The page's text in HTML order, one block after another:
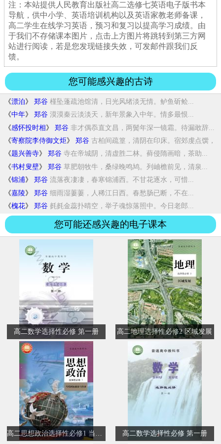
注：本站提供人民教育出版社高二选修七英语电子版书本
导航，供中小学、英语培训机构以及英语家教老师备课，
高二学生在线学习英语，预习和复习以提高学习成绩。由
于我们不存储课本图片，点击上方图片将跳转到第三方网
站进行阅读，若是您发现链接失效，可发邮件跟我们反
馈。
您可能感兴趣的古诗
《漂泊》 郑谷 槿坠蓬疏池馆清，日光风绪淡无情。鲈鱼斫鲙...
《中年》 郑谷 漠漠秦云淡淡天，新年景象入中年。情多最恨...
《感怀投时相》 郑谷 非才偶忝直文昌，两鬓年深一镜霜。待漏敢辞...
《寄察院李侍御文炬》 郑谷 古柏间疏篁，清阴在印床。宿郊虔点馔，
秋寺...
《题兴善寺》 郑谷 寺在帝城阴，清虚胜二林。藓侵隋画暗，茶助...
《书村叟壁》 郑谷 草肥朝牧牛，桑绿晚鸣鸠。列岫檐前见，清泉...
《锦浦》 郑谷 流落夜凄凄，春寒锦浦西。不甘花逐水，可惜...
《嘉陵》 郑谷 细雨湿萋萋，人稀江日西。春愁肠已断，不在...
《槐花》 郑谷 毵毵金蕊扑晴空，举子魂惊落照中。今日老郎...
您可能还感兴趣的电子课本
高二数学选择性必修 第一册 高二地理选择性必修2 区域发展
高二思想政治选择性必修1 当代国际政治与经济(部编版) 高二数学选择性必修 第一册